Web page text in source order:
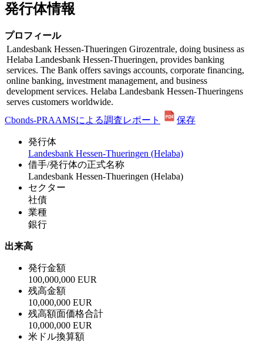
発行体情報
プロフィール
Landesbank Hessen-Thueringen Girozentrale, doing business as
Helaba Landesbank Hessen-Thueringen, provides banking
services. The Bank offers savings accounts, corporate financing,
online banking, investment management, and business
development services. Helaba Landesbank Hessen-Thueringens
serves customers worldwide.
Cbonds-PRAAMSによる調査レポート
保存
発行体
Landesbank Hessen-Thueringen (Helaba)
借手/発行体の正式名称
Landesbank Hessen-Thueringen (Helaba)
セクター
社債
業種
銀行
出来高
発行金額
100,000,000 EUR
残高金額
10,000,000 EUR
残高額面価格合計
10,000,000 EUR
米ドル換算額